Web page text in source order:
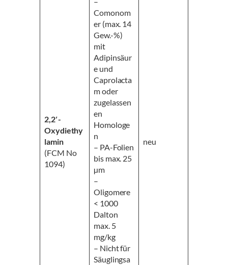
2,2′-
Oxydiethy
lamin
(FCM No
1094)
Comonom
er (max. 14
Gew.-%)
mit
Adipinsäur
e und
Caprolacta
m oder
zugelassen
en
Homologe
n
– PA-Folien
bis max. 25
µm
–
Oligomere
< 1000
Dalton
max. 5
mg/kg
– Nicht für
Säuglingsa
neu